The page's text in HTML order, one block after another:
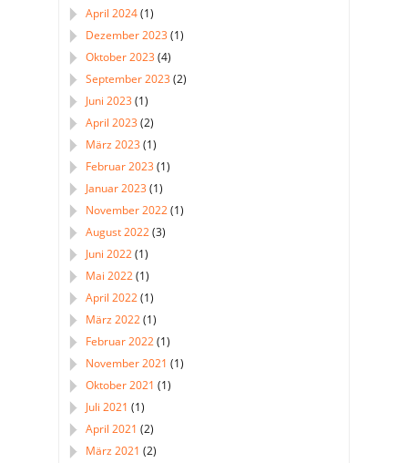
April 2024(1)
Dezember 2023(1)
Oktober 2023(4)
September 2023(2)
Juni 2023(1)
April 2023(2)
März 2023(1)
Februar 2023(1)
Januar 2023(1)
November 2022(1)
August 2022(3)
Juni 2022(1)
Mai 2022(1)
April 2022(1)
März 2022(1)
Februar 2022(1)
November 2021 (1)
Oktober 2021 (1)
Juli 2021 (1)
April 2021 (2)
März 2021 (2)